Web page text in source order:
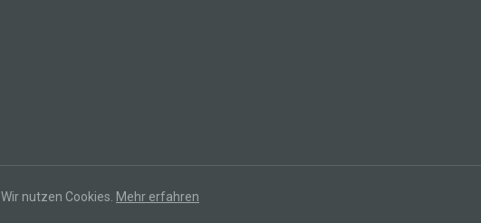
Wir nutzen Cookies. Mehr erfahren